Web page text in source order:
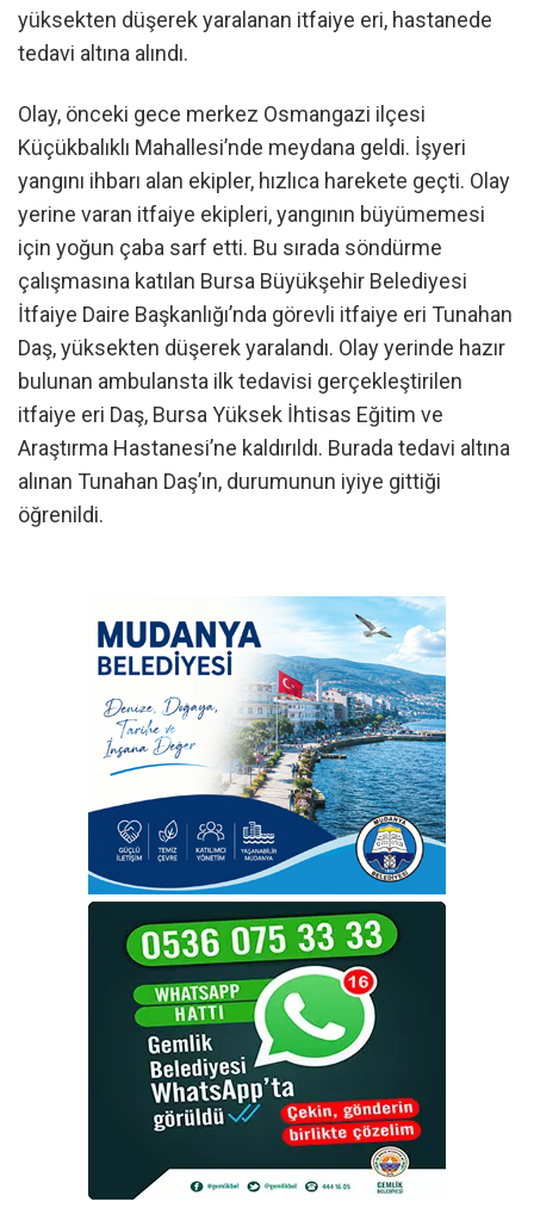
yüksekten düşerek yaralanan itfaiye eri, hastanede
tedavi altına alındı.
Olay, önceki gece merkez Osmangazi ilçesi
Küçükbalıklı Mahallesi’nde meydana geldi. İşyeri
yangını ihbarı alan ekipler, hızlıca harekete geçti. Olay
yerine varan itfaiye ekipleri, yangının büyümemesi
için yoğun çaba sarf etti. Bu sırada söndürme
çalışmasına katılan Bursa Büyükşehir Belediyesi
İtfaiye Daire Başkanlığı’nda görevli itfaiye eri Tunahan
Daş, yüksekten düşerek yaralandı. Olay yerinde hazır
bulunan ambulansta ilk tedavisi gerçekleştirilen
itfaiye eri Daş, Bursa Yüksek İhtisas Eğitim ve
Araştırma Hastanesi’ne kaldırıldı. Burada tedavi altına
alınan Tunahan Daş’ın, durumunun iyiye gittiği
öğrenildi.